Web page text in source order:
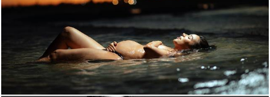
563 0